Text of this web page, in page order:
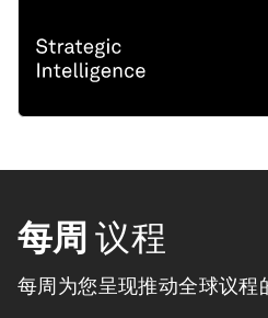
每周 议程
每周为您呈现推动全球议程